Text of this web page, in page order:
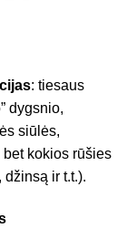
: tiesaus
dygsnio,
siūlės,
kokios rūšies
ir t.t.).